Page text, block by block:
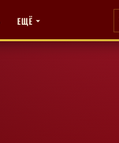
ЕЩЁ